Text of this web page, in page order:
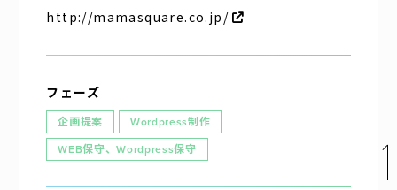
http://mamasquare.co.jp/
フェーズ
企画提案
Wordpress制作
WEB保守、Wordpress保守
お問い合わせ
パートナー募集